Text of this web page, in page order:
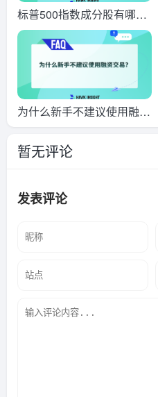
标普500指数成分股有哪
些？如何购买这些股？
为什么新手不建议使用融资
交易？
暂无评论
发表评论